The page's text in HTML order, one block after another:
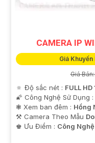
CAMERA IP
Giá
Giá
🔅 Độ sắc nét : FULL
🌠 Công Nghệ Sử Dụng :
❃ Xem ban đêm : Hồng
⚒ Camera Theo Mẫu
️♚ Ưu Điểm : Công Nghệ